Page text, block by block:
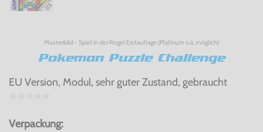
Musterbild - Spiel in der Regel Erstauflage (Platinum o.ä. möglich)
Pokemon Puzzle Challenge
EU Version, Modul, sehr guter Zustand, gebraucht
Verpackung: